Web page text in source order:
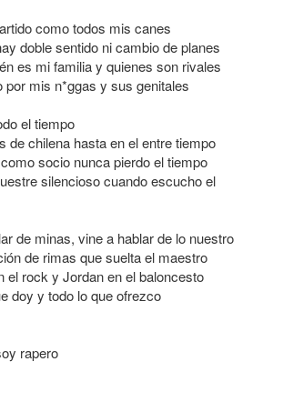
como todos mis canes
doble sentido ni cambio de planes
es mi familia y quienes son rivales
por mis n*ggas y sus genitales
el tiempo
de chilena hasta en el entre tiempo
socio nunca pierdo el tiempo
silencioso cuando escucho el
de minas, vine a hablar de lo nuestro
de rimas que suelta el maestro
el rock y Jordan en el baloncesto
doy y todo lo que ofrezco
rapero